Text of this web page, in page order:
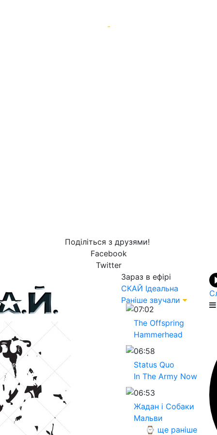
-
Поділіться з друзями!
Facebook
Twitter
Зараз в ефірі
СКАЙ Ідеальна
Раніше звучали
07:02
The Offspring
Hammerhead
06:58
Status Quo
In The Army Now
06:53
Жадан і Собаки
Мальви
⌚ ще раніше